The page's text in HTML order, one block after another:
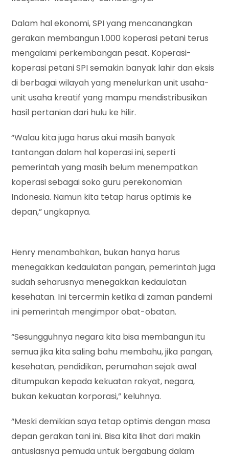
Dalam hal ekonomi, SPI yang mencanangkan
gerakan membangun 1.000 koperasi petani terus
mengalami perkembangan pesat. Koperasi-
koperasi petani SPI semakin banyak lahir dan eksis
di berbagai wilayah yang menelurkan unit usaha-
unit usaha kreatif yang mampu mendistribusikan
hasil pertanian dari hulu ke hilir.
“Walau kita juga harus akui masih banyak
tantangan dalam hal koperasi ini, seperti
pemerintah yang masih belum menempatkan
koperasi sebagai soko guru perekonomian
Indonesia. Namun kita tetap harus optimis ke
depan,” ungkapnya.
Henry menambahkan, bukan hanya harus
menegakkan kedaulatan pangan, pemerintah juga
sudah seharusnya menegakkan kedaulatan
kesehatan. Ini tercermin ketika di zaman pandemi
ini pemerintah mengimpor obat-obatan.
“Sesungguhnya negara kita bisa membangun itu
semua jika kita saling bahu membahu, jika pangan,
kesehatan, pendidikan, perumahan sejak awal
ditumpukan kepada kekuatan rakyat, negara,
bukan kekuatan korporasi,” keluhnya.
“Meski demikian saya tetap optimis dengan masa
depan gerakan tani ini. Bisa kita lihat dari makin
antusiasnya pemuda untuk bergabung dalam